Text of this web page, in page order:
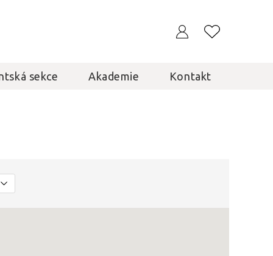
sekce Akademie Kontakt